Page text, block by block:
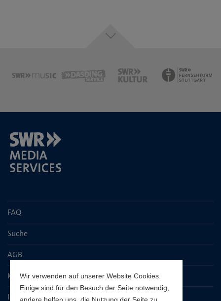
Wir verwenden auf unserer Website Cookies.
Einige sind für den Besuch der Seite notwendig,
FAQ
Suche
AGB
Kontaktseite
Impressum